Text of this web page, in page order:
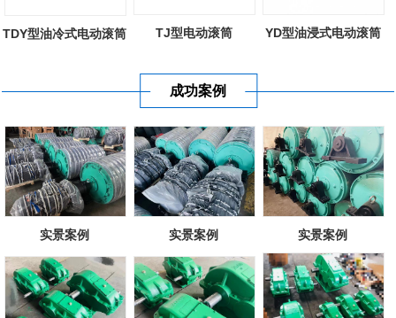
TDY型油冷式电动滚筒 TJ型电动滚筒 YD型油浸式电动滚筒
成功案例
实景案例 实景案例 实景案例